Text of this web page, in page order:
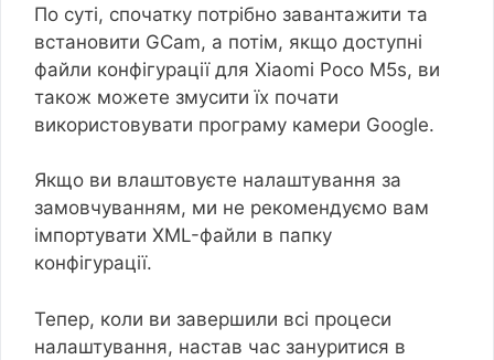
По суті, спочатку потрібно завантажити та
встановити GCam, а потім, якщо доступні
файли конфігурації для Xiaomi Poco M5s, ви
також можете змусити їх почати
використовувати програму камери Google.
Якщо ви влаштовуєте налаштування за
замовчуванням, ми не рекомендуємо вам
імпортувати XML-файли в папку
конфігурації.
Тепер, коли ви завершили всі процеси
налаштування, настав час зануритися в